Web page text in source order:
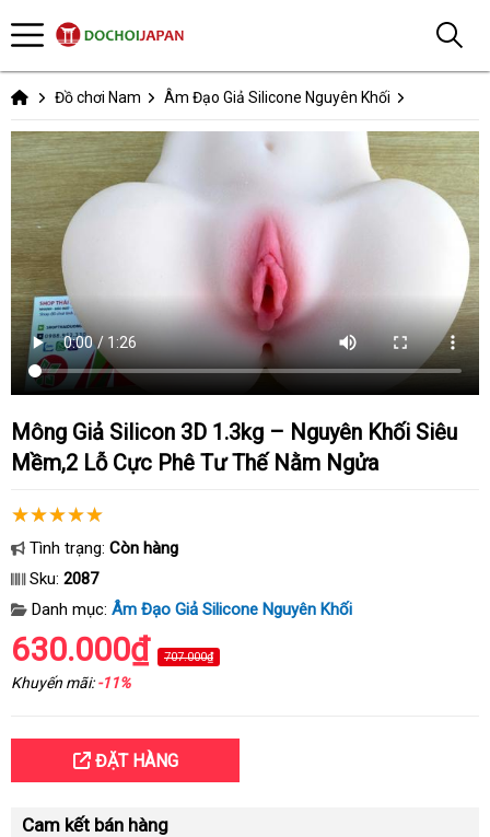
Đồ chơi Nam Âm Đạo Giả Silicone Nguyên Khối
Mông Giả Silicon 3D 1.3kg – Nguyên Khối Siêu
Mềm,2 Lỗ Cực Phê Tư Thế Nằm Ngửa
Tình trạng: Còn hàng
Sku: 2087
Danh mục: Âm Đạo Giả Silicone Nguyên Khối
630.000₫ 707.000₫
Khuyến mãi:-11%
ĐẶT HÀNG
Cam kết bán hàng